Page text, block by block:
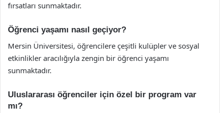
fırsatları sunmaktadır.
Öğrenci yaşamı nasıl geçiyor?
Mersin Üniversitesi, öğrencilere çeşitli kulüpler ve sosyal
etkinlikler aracılığıyla zengin bir öğrenci yaşamı
sunmaktadır.
Uluslararası öğrenciler için özel bir program var
mı?